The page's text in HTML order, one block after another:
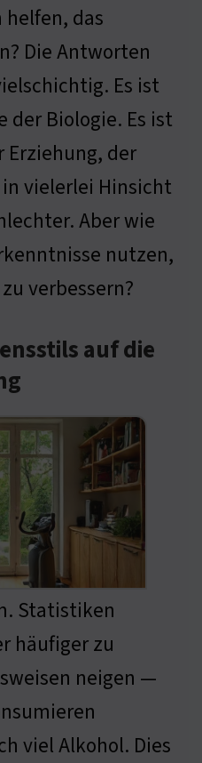
das
Die Antworten
Es ist
der Biologie. Es ist
Erziehung, der
vielerlei Hinsicht
Aber wie
nutzen,
verbessern?
auf die
Statistiken
häufiger zu
neigen —
viel Alkohol. Dies